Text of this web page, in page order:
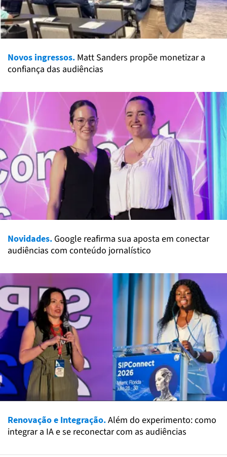
Novos ingressos. Matt Sanders propõe monetizar a
confiança das audiências
Novidades. Google reafirma sua aposta em conectar
audiências com conteúdo jornalístico
Renovação e Integração.Além do experimento: como
integrar a IA e se reconectar com as audiências